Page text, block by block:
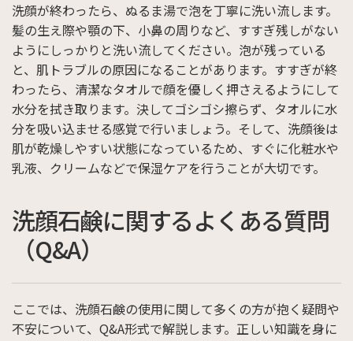
洗顔が終わったら、ぬるま湯で泡を丁寧に洗い流します。
髪の生え際や顎の下、小鼻の周りなど、すすぎ残しがない
ようにしっかりと洗い流してください。泡が残っている
と、肌トラブルの原因になることがあります。すすぎが終
わったら、清潔なタオルで顔を優しく押さえるようにして
水分を拭き取ります。決してゴシゴシ擦らず、タオルに水
分を吸い込ませる感覚で行いましょう。そして、洗顔後は
肌が乾燥しやすい状態になっているため、すぐに化粧水や
乳液、クリームなどで保湿ケアを行うことが大切です。
洗顔石鹸に関するよくある質問
（Q&A）
ここでは、洗顔石鹸の使用に関して多くの方が抱く疑問や
不安について、Q&A形式で解説します。正しい知識を身に